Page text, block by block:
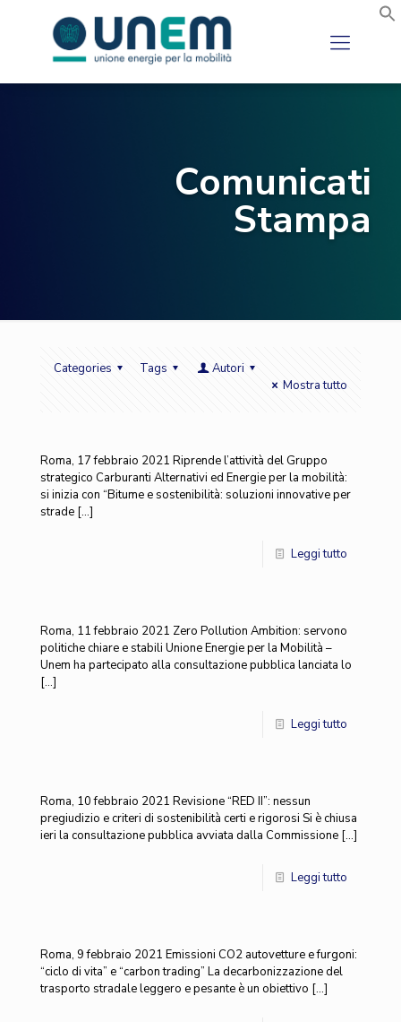
Comunicati
Stampa
Categories Tags
Autori
Mostra tutto
Roma, 17 febbraio 2021 Riprende l’attività del Gruppo
strategico Carburanti Alternativi ed Energie per la mobilità:
si inizia con “Bitume e sostenibilità: soluzioni innovative per
strade […]
Leggi tutto
Roma, 11 febbraio 2021 Zero Pollution Ambition: servono
politiche chiare e stabili Unione Energie per la Mobilità –
Unem ha partecipato alla consultazione pubblica lanciata lo
[…]
Leggi tutto
Roma, 10 febbraio 2021 Revisione “RED II”: nessun
pregiudizio e criteri di sostenibilità certi e rigorosi Si è chiusa
ieri la consultazione pubblica avviata dalla Commissione […]
Leggi tutto
Roma, 9 febbraio 2021 Emissioni CO2 autovetture e furgoni:
“ciclo di vita” e “carbon trading” La decarbonizzazione del
trasporto stradale leggero e pesante è un obiettivo […]